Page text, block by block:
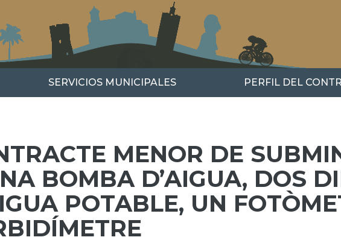
SERVICIOS MUNICIPALES PERFIL DEL
MENOR DE
BOMBA D’AIGUA, DOS
POTABLE, UN